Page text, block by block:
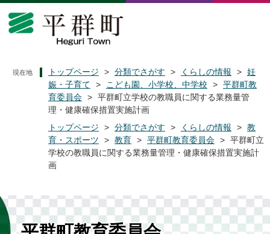
ペ
メ
現在地 トップページ > 分類でさがす > くらしの情報 > 妊
娠・子育て
> こども園、小学校、中学校 > 平群町教
育委員会 > 平群町立学校の教職員に関する業務量管
理・健康確保措置実施計画
トップページ
> 分類でさがす > くらしの情報 > 教
育・スポーツ
> 教育 > 平群町教育委員会 > 平群町立
学校の教職員に関する業務量管理・健康確保措置実施計
画